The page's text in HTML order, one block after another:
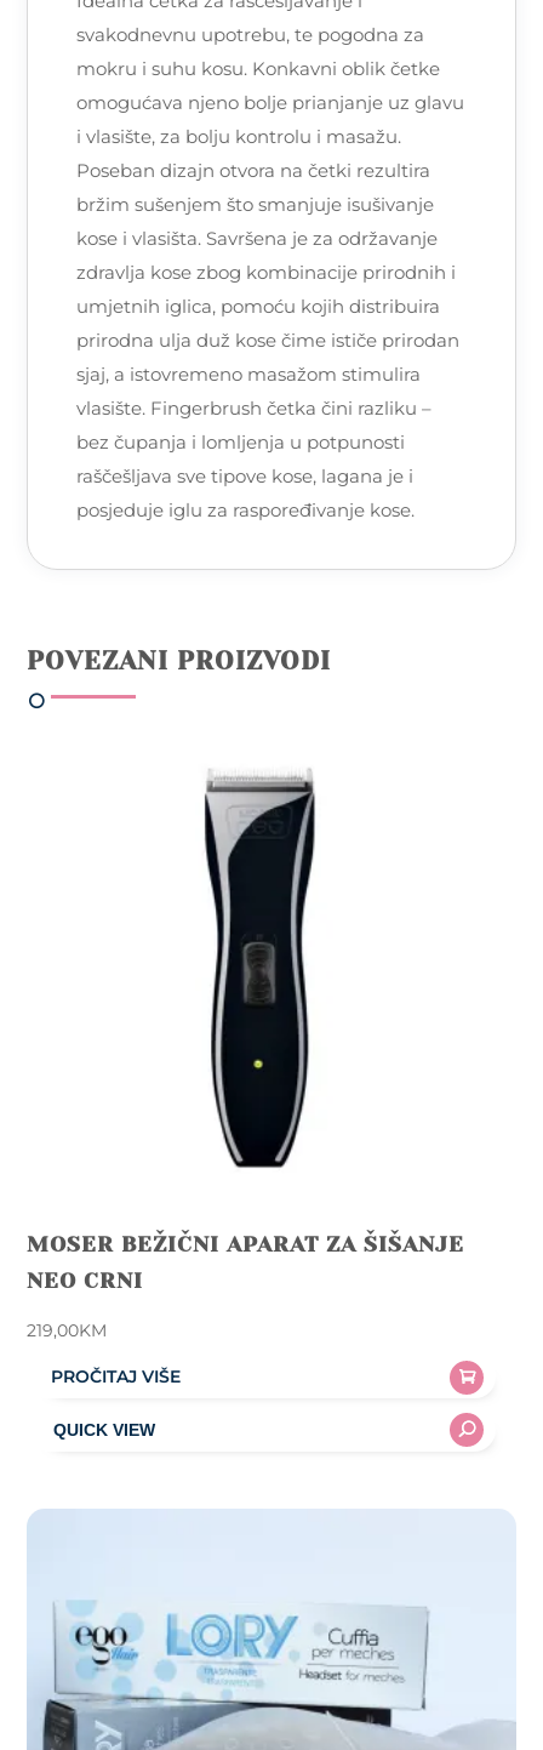
svakodnevnu upotrebu, te pogodna za
mokru i suhu kosu. Konkavni oblik četke
omogućava njeno bolje prianjanje uz glavu
i vlasište, za bolju kontrolu i masažu.
Poseban dizajn otvora na četki rezultira
bržim sušenjem što smanjuje isušivanje
kose i vlasišta. Savršena je za održavanje
zdravlja kose zbog kombinacije prirodnih i
umjetnih iglica, pomoću kojih distribuira
prirodna ulja duž kose čime ističe prirodan
sjaj, a istovremeno masažom stimulira
vlasište. Fingerbrush četka čini razliku –
bez čupanja i lomljenja u potpunosti
raščešljava sve tipove kose, lagana je i
posjeduje iglu za raspoređivanje kose.
POVEZANI PROIZVODI
MOSER BEŽIČNI APARAT ZA ŠIŠANJE
NEO CRNI
219,00KM
PROČITAJ VIŠE